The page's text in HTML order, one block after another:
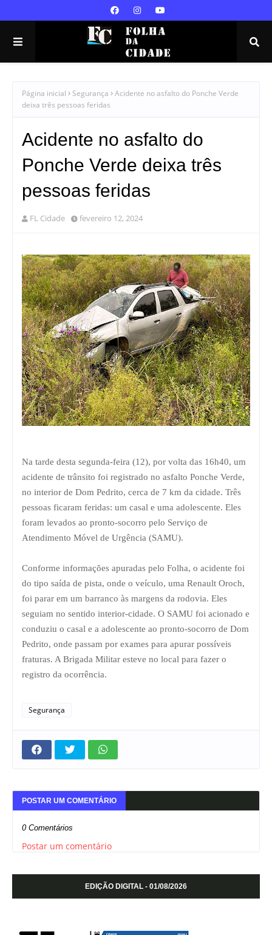
Página inicial Segurança
Acidente no asfalto do Ponche Verde
deixa três pessoas feridas
Acidente no asfalto do
Ponche Verde deixa três
pessoas feridas
FL Cidade fevereiro 12, 2024
Na tarde desta segunda-feira (12), por volta das 16h40, um
acidente de trânsito foi registrado no asfalto Ponche Verde,
no interior de Dom Pedrito, cerca de 7 km da cidade. Três
pessoas ficaram feridas: um casal e uma adolescente. Eles
foram levados ao pronto-socorro pelo Serviço de
Atendimento Móvel de Urgência (SAMU).
Conforme informações apuradas pelo Folha, o acidente foi
do tipo saída de pista, onde o veículo, uma Renault Oroch,
foi parar em um barranco às margens da rodovia. Eles
seguiam no sentido interior-cidade. O SAMU foi acionado e
conduziu o casal e a adolescente ao pronto-socorro de Dom
Pedrito, onde passam por exames para apurar possíveis
fraturas. A Brigada Militar esteve no local para fazer o
registro da ocorrência.
Segurança
POSTAR UM COMENTÁRIO
0 Comentários
Postar um comentário
EDIÇÃO DIGITAL - 01/08/2026